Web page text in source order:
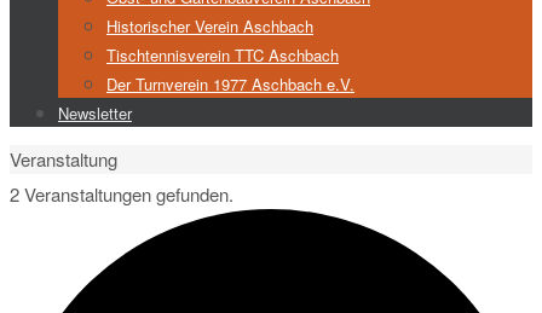
Historischer Verein Aschbach
Tischtennisverein TTC Aschbach
Der Turnverein 1977 Aschbach e.V.
Newsletter
Start
Veranstaltung
2 Veranstaltungen gefunden.